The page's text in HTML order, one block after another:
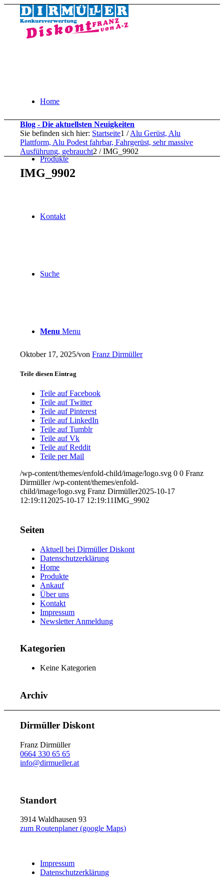
Home
Produkte
Kontakt
Suche
Menu Menu
Blog - Die aktuellsten Neuigkeiten
Sie befinden sich hier: Startseite1 / Alu Gerüst, Alu
Plattform, Alu Podest fahrbar, Fahrgerüst, sehr massive
Ausführung, gebraucht2 / IMG_9902
IMG_9902
Oktober 17, 2025/vonFranz Dirmüller
Teile diesen Eintrag
Teile auf Facebook
Teile auf Twitter
Teile auf Pinterest
Teile auf LinkedIn
Teile auf Tumblr
Teile auf Vk
Teile auf Reddit
Teile per Mail
/wp-content/themes/enfold-child/image/logo.svg 0 0 Franz
Dirmüller /wp-content/themes/enfold-
child/image/logo.svg Franz Dirmüller2025-10-17
12:19:11 2025-10-17 12:19:11IMG_9902
Seiten
Aktuell bei Dirmüller Diskont
Datenschutzerklärung
Home
Produkte
Ankauf
Über uns
Kontakt
Impressum
Newsletter Anmeldung
Kategorien
Keine Kategorien
Archiv
Dirmüller Diskont
Franz Dirmüller
0664 330 65 65
info@dirmueller.at
Standort
3914 Waldhausen 93
zum Routenplaner (google Maps)
Impressum
Datenschutzerklärung